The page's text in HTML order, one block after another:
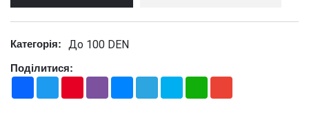
Категорія: До 100 DEN
Поділитися:
Facebook
TwitterPinterestViber Messenger
TelegramSkypeWhatsApp